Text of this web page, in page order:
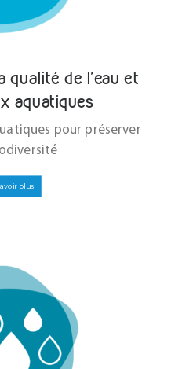
qualité de l’eau et
aquatiques
pour préserver
plus